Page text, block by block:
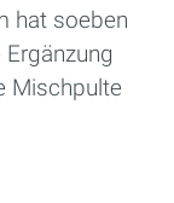
hat soeben
Mischpulte